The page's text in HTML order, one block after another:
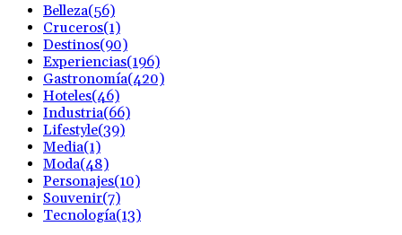
Belleza(56)
Cruceros(1)
Destinos(90)
Experiencias(196)
Gastronomía(420)
Hoteles(46)
Industria(66)
Lifestyle(39)
Media(1)
Moda(48)
Personajes(10)
Souvenir(7)
Tecnología(13)